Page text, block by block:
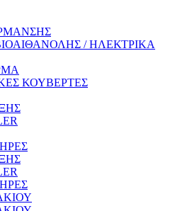
/ ΗΛΕΚΤΡΙΚΑ
ΚΟΥΒΕΡΤΕΣ